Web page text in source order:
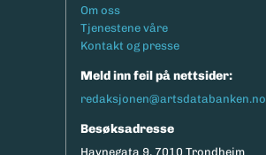
Footermeny
Om oss
Tjenestene våre
Kontakt og presse
Meld inn feil på nettsider:
redaksjonen@artsdatabanken.no
Besøksadresse
Havnegata 9, 7010 Trondheim